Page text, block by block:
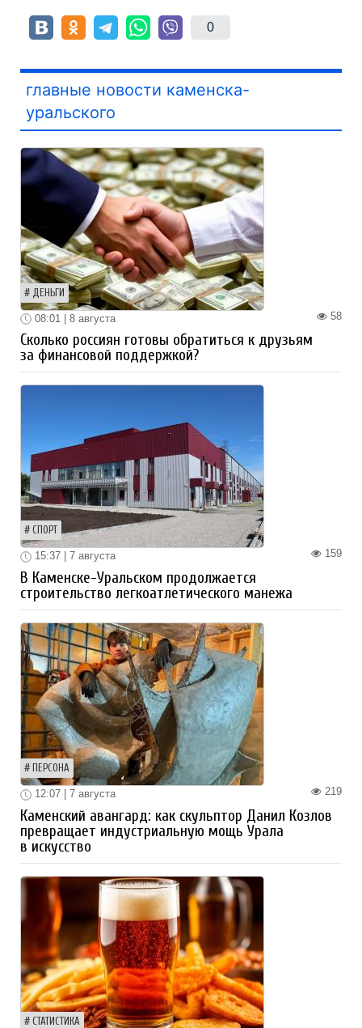
0
главные новости каменска-
уральского
ДЕНЬГИ
58
08:01 | 8 августа
Сколько россиян готовы обратиться к друзьям
за финансовой поддержкой?
СПОРТ
159
15:37 | 7 августа
В Каменске-Уральском продолжается
строительство легкоатлетического манежа
ПЕРСОНА
219
12:07 | 7 августа
Каменский авангард: как скульптор Данил Козлов
превращает индустриальную мощь Урала
в искусство
СТАТИСТИКА